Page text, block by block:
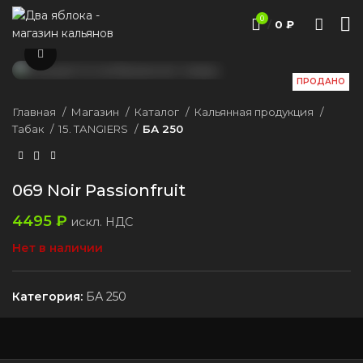
0 / 0 ₽
ПРОДАНО
Главная Магазин Каталог
Кальянная продукция
Табак
15. TANGIERS БА 250
069 Noir Passionfruit
4495 ₽ искл. НДС
Нет в наличии
Категория: БА 250